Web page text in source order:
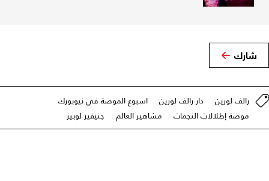
شارك
رالف لورين دار رالف لورين
اسبوع الموضة في نيوبورك
موضة إطلالات النجمات
مشاهير العالم جنيفير لوبيز